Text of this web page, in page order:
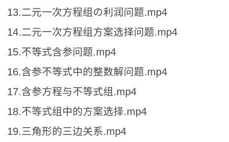
13.二元一次方程组の利润问题.mp4
14.二元一次方程组方案选择问题.mp4
15.不等式含参问题.mp4
16.含参不等式中的整数解问题.mp4
17.含参方程与不等式组.mp4
18.不等式组中的方案选择.mp4
19.三角形的三边关系.mp4